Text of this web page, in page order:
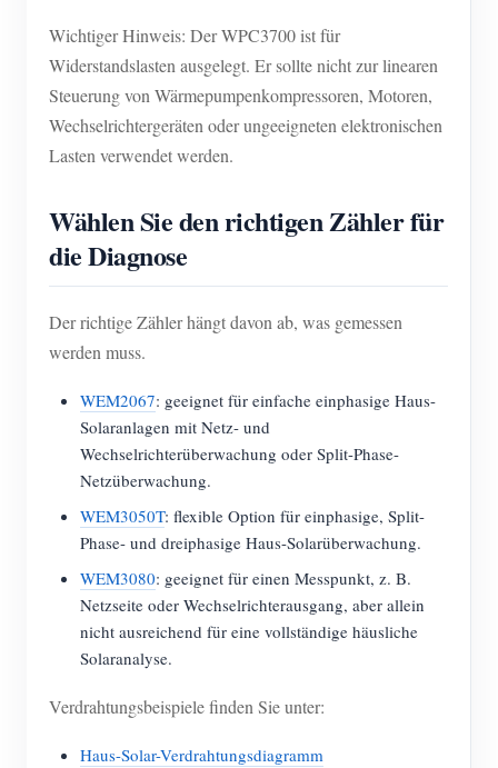
Wichtiger Hinweis: Der WPC3700 ist für
Widerstandslasten ausgelegt. Er sollte nicht zur linearen
Steuerung von Wärmepumpenkompressoren, Motoren,
Wechselrichtergeräten oder ungeeigneten elektronischen
Lasten verwendet werden.
Wählen Sie den richtigen Zähler für
die Diagnose
Der richtige Zähler hängt davon ab, was gemessen
werden muss.
WEM2067: geeignet für einfache einphasige Haus-
Solaranlagen mit Netz- und
Wechselrichterüberwachung oder Split-Phase-
Netzüberwachung.
WEM3050T: flexible Option für einphasige, Split-
Phase- und dreiphasige Haus-Solarüberwachung.
WEM3080: geeignet für einen Messpunkt, z. B.
Netzseite oder Wechselrichterausgang, aber allein
nicht ausreichend für eine vollständige häusliche
Solaranalyse.
Verdrahtungsbeispiele finden Sie unter:
Haus-Solar-Verdrahtungsdiagramm